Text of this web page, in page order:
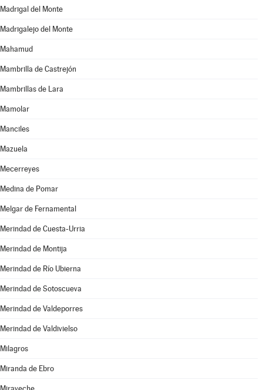
Madrigal del Monte
Madrigalejo del Monte
Mahamud
Mambrilla de Castrejón
Mambrillas de Lara
Mamolar
Manciles
Mazuela
Mecerreyes
Medina de Pomar
Melgar de Fernamental
Merindad de Cuesta-Urria
Merindad de Montija
Merindad de Río Ubierna
Merindad de Sotoscueva
Merindad de Valdeporres
Merindad de Valdivielso
Milagros
Miranda de Ebro